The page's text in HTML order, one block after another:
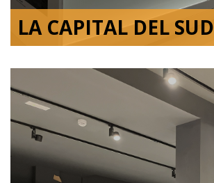
LA CAPITAL DEL SUD